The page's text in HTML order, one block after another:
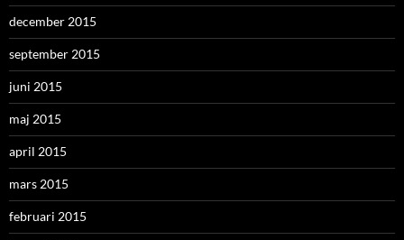
december 2015
september 2015
juni 2015
maj 2015
april 2015
mars 2015
februari 2015